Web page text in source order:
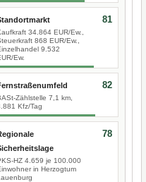
34.864 EUR/Ew.,
868 EUR/Ew.,
9.532
Ew.
81
Zählstelle 7,1 km,
Kfz/Tag
82
HZ 4.659 je 100.000
in Herzogtum
78